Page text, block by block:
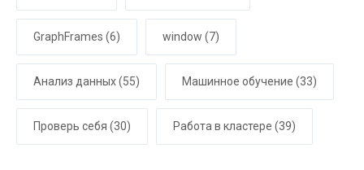
GraphFrames (6) window (7)
Анализ данных(55) Машинное обучение (33)
Проверь себя (30) Работа в кластере (39)